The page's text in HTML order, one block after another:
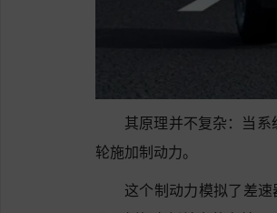
其原理并不复杂：当
轮施加制动力。
这个制动力模拟了差